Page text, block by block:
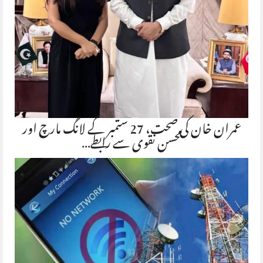
عمران خان کی صحت، 27 ستمبر کے لانگ مارچ اورمحسن نقوی سے رابطے…